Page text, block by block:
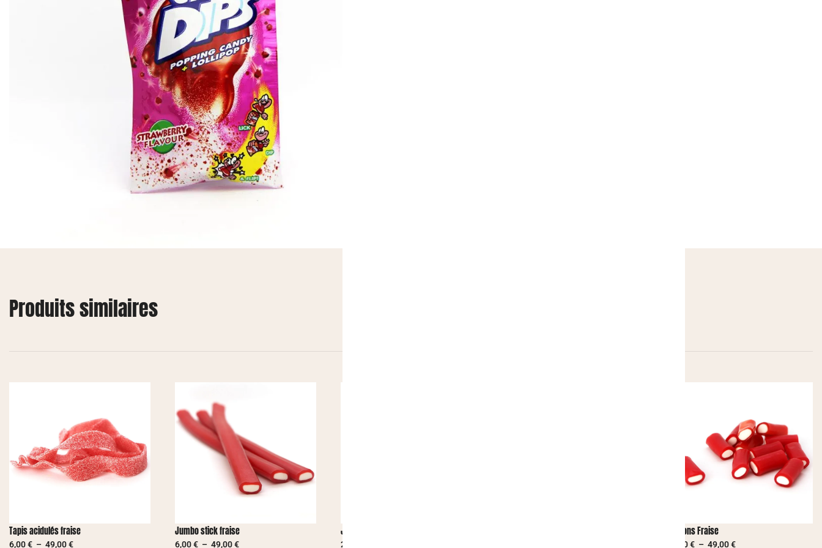
Produits similaires
Tapis acidulés fraise
6,00€ – 49,00€
Jumbo stick fraise
6,00€ – 49,00€
Jerrycan Bubble Gum Fraise
2,60
Bâtons Fraise
2,50€ – 49,00€